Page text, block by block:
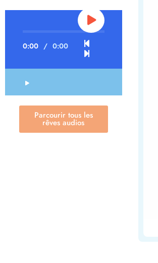
0:00 / 0:00
Parcourir tous les
rêves audios